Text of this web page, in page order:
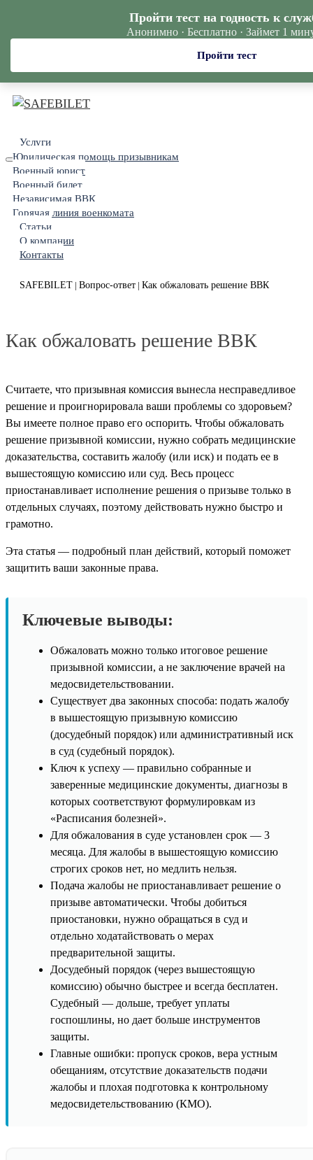
Услуги
Юридическая помощь призывникам
Военный юрист
Военный билет
Независимая ВВК
Горячая линия военкомата
Статьи
О компании
Контакты
SAFEBILET Вопрос-ответ Как обжаловать решение ВВК
Как обжаловать решение ВВК
Считаете, что призывная комиссия вынесла несправедливое
решение и проигнорировала ваши проблемы со здоровьем?
Вы имеете полное право его оспорить. Чтобы обжаловать
решение призывной комиссии, нужно собрать медицинские
доказательства, составить жалобу (или иск) и подать ее в
вышестоящую комиссию или суд. Весь процесс
приостанавливает исполнение решения о призыве только в
отдельных случаях, поэтому действовать нужно быстро и
грамотно.
Эта статья — подробный план действий, который поможет
защитить ваши законные права.
Ключевые выводы:
Обжаловать можно только итоговое решение
призывной комиссии, а не заключение врачей на
медосвидетельствовании.
Существует два законных способа: подать жалобу
в вышестоящую призывную комиссию
(досудебный порядок) или административный иск
в суд (судебный порядок).
Ключ к успеху — правильно собранные и
заверенные медицинские документы, диагнозы в
которых соответствуют формулировкам из
«Расписания болезней».
Для обжалования в суде установлен срок — 3
месяца. Для жалобы в вышестоящую комиссию
строгих сроков нет, но медлить нельзя.
Подача жалобы не приостанавливает решение о
призыве автоматически. Чтобы добиться
приостановки, нужно обращаться в суд и
отдельно ходатайствовать о мерах
предварительной защиты.
Досудебный порядок (через вышестоящую
комиссию) обычно быстрее и всегда бесплатен.
Судебный — дольше, требует уплаты
госпошлины, но дает больше инструментов
защиты.
Главные ошибки: пропуск сроков, вера устным
обещаниям, отсутствие доказательств подачи
жалобы и плохая подготовка к контрольному
медосвидетельствованию (КМО).
Пройти тест на годность к
Анонимно · Бесплатно · Займет 1
Пройти тест